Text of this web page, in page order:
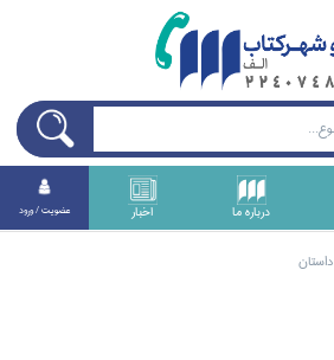
درباره ما اخبار عضويت / ورود
داستان